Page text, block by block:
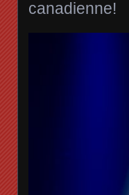
canadienne!